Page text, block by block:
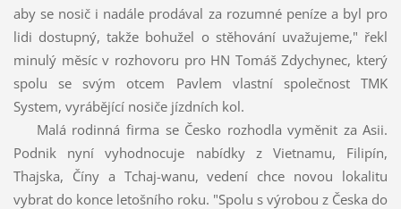
aby se nosič i nadále prodával za rozumné peníze a byl pro
lidi dostupný, takže bohužel o stěhování uvažujeme," řekl
minulý měsíc v rozhovoru pro HN Tomáš Zdychynec, který
spolu se svým otcem Pavlem vlastní společnost TMK
System, vyrábějící nosiče jízdních kol.
Malá rodinná firma se Česko rozhodla vyměnit za Asii.
Podnik nyní vyhodnocuje nabídky z Vietnamu, Filipín,
Thajska, Číny a Tchaj-wanu, vedení chce novou lokalitu
vybrat do konce letošního roku. "Spolu s výrobou z Česka do